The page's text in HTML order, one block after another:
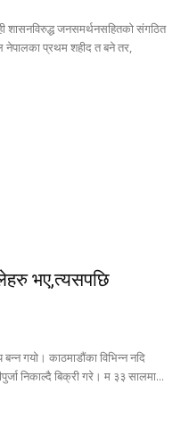
शासनविरुद्ध जनसमर्थनसहितको संगठित
नेपालका प्रथम शहीद त बने तर,
भए,त्यसपछि
बन्न गयो। काठमाडौंका विभिन्न नदि
निकाल्दै बिक्री गरे। म ३३ सालमा...